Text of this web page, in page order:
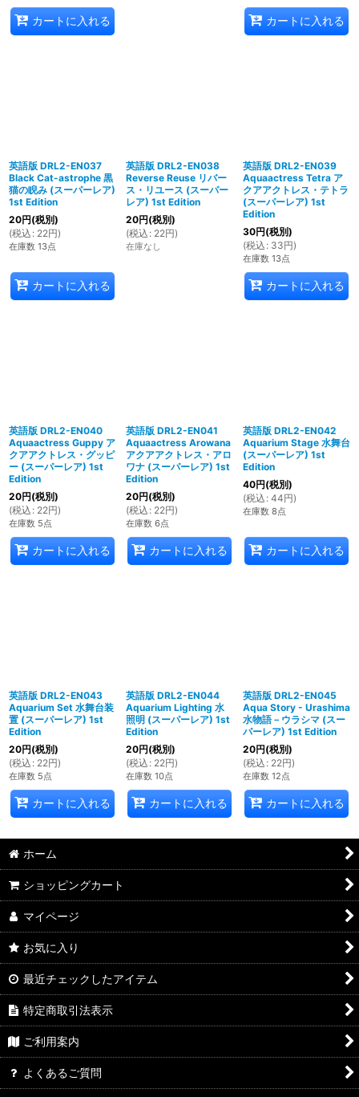
カートに入れる カートに入れる
英語版 DRL2-EN037
Black Cat-astrophe 黒
猫の睨み (スーパーレア)
1st Edition
20円(税別)
(税込 : 22円)
在庫数 13点
カートに入れる
英語版 DRL2-EN038
Reverse Reuse リバー
ス・リユース (スーパー
レア) 1st Edition
20円(税別)
(税込 : 22円)
在庫なし
英語版 DRL2-EN039
Aquaactress Tetra ア
クアアクトレス・テトラ
(スーパーレア) 1st
Edition
30円(税別)
(税込 : 33円)
在庫数 13点
カートに入れる
英語版 DRL2-EN040
Aquaactress Guppy ア
クアアクトレス・グッピ
ー (スーパーレア) 1st
Edition
20円(税別)
(税込 : 22円)
在庫数 5点
カートに入れる
英語版 DRL2-EN041
Aquaactress Arowana
アクアアクトレス・アロ
ワナ (スーパーレア) 1st
Edition
20円(税別)
(税込 : 22円)
在庫数 6点
カートに入れる
英語版 DRL2-EN042
Aquarium Stage 水舞台
(スーパーレア) 1st
Edition
40円(税別)
(税込 : 44円)
在庫数 8点
カートに入れる
英語版 DRL2-EN043
Aquarium Set 水舞台装
置 (スーパーレア) 1st
Edition
20円(税別)
(税込 : 22円)
在庫数 5点
カートに入れる
英語版 DRL2-EN044
Aquarium Lighting 水
照明 (スーパーレア) 1st
Edition
20円(税別)
(税込 : 22円)
在庫数 10点
カートに入れる
英語版 DRL2-EN045
Aqua Story - Urashima
水物語－ウラシマ (スー
パーレア) 1st Edition
20円(税別)
(税込 : 22円)
在庫数 12点
カートに入れる
ホーム
ショッピングカート
マイページ
お気に入り
最近チェックしたアイテム
特定商取引法表示
ご利用案内
よくあるご質問